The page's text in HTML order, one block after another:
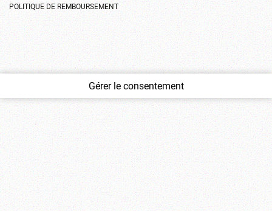
POLITIQUE DE REMBOURSEMENT
Gérer le consentement